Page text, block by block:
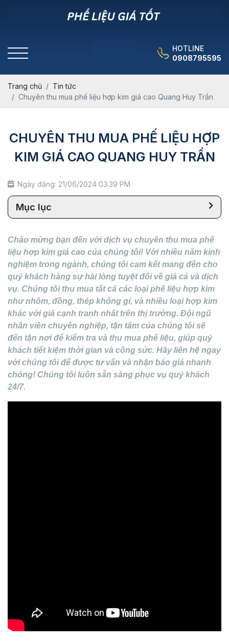
HOTLINE
0908795595
Trang chủ
Tin tức
Chuyên thu mua phế liệu hợp kim giá cao Quang Huy Trần
CHUYÊN THU MUA PHẾ LIỆU HỢP
KIM GIÁ CAO QUANG HUY TRẦN
Ngày đăng: 21/06/2024 03:39 PM
Mục lục
Chào mừng bạn đến với dịch vụ chuyên thu mua phế
liệu hợp kim giá cao của chúng tôi! Với nhiều năm kinh
nghiệm trong ngành, chúng tôi cam kết mang đến cho
quý khách hàng sự hài lòng tuyệt đối về giá cả và dịch
vụ. Chúng tôi thu mua tất cả các loại phế liệu hợp kim
như nhôm, đồng, thép không gỉ, và nhiều loại hợp kim
khác với giá cạnh tranh nhất trên thị trường. Đội ngũ
nhân viên chuyên nghiệp, tận tâm của chúng tôi sẽ
đến tận nơi để kiểm tra và thu mua phế liệu, giúp quý
khách tiết kiệm thời gian và công sức. Hãy liên hệ ngay
với chúng tôi để được tư vấn và nhận báo giá nhanh
chóng! Chúng tôi luôn sẵn sàng phục vụ quý khách
24/7.